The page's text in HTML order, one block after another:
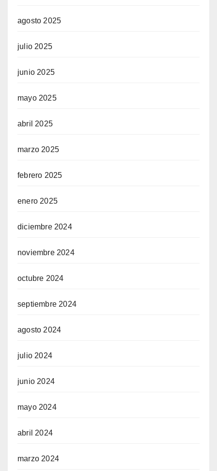
agosto 2025
julio 2025
junio 2025
mayo 2025
abril 2025
marzo 2025
febrero 2025
enero 2025
diciembre 2024
noviembre 2024
octubre 2024
septiembre 2024
agosto 2024
julio 2024
junio 2024
mayo 2024
abril 2024
marzo 2024